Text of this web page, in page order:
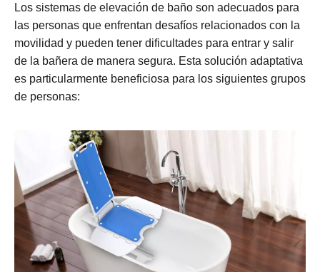
Los sistemas de elevación de baño son adecuados para
las personas que enfrentan desafíos relacionados con la
movilidad y pueden tener dificultades para entrar y salir
de la bañera de manera segura. Esta solución adaptativa
es particularmente beneficiosa para los siguientes grupos
de personas: